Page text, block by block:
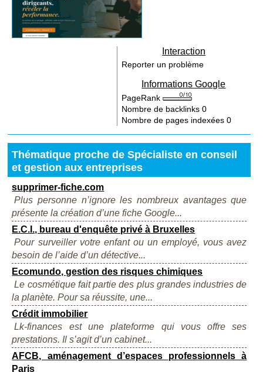
Interaction
Reporter un problème
Informations Google
PageRank
Nombre de backlinks0
Nombre de pages indexées0
Thématique proche de Spécialiste en conseil
et gestion aux entreprises
supprimer-fiche.com
Plus personne n’ignore les nombreux avantages que
présente la création d’une fiche Google...
E.C.I., bureau d'enquête privé à Bruxelles
Pour surveiller votre enfant ou un employé, vous avez
besoin de l’aide d’un détective...
Ecomundo, gestion des risques chimiques
Le cosmétique fait partie des plus grandes industries de
la planète. Pour sa réussite, une...
Crédit immobilier
Lk-finances est une plateforme qui vous offre ses
prestations. Il s’agit d’un cabinet...
AFCB, aménagement d’espaces professionnels à
Paris